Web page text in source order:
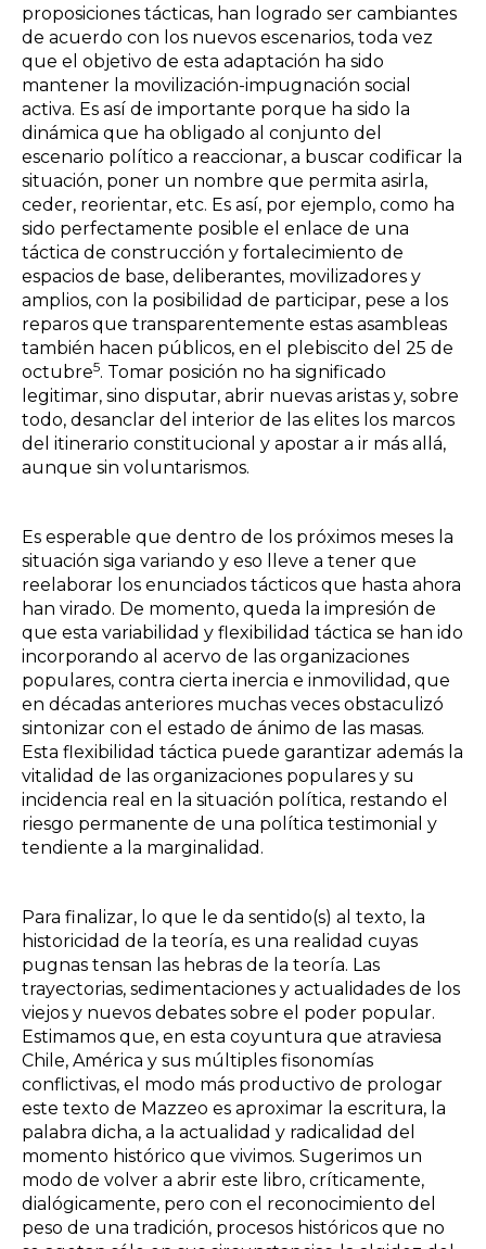
proposiciones tácticas, han logrado ser cambiantes
de acuerdo con los nuevos escenarios, toda vez
que el objetivo de esta adaptación ha sido
mantener la movilización-impugnación social
activa. Es así de importante porque ha sido la
dinámica que ha obligado al conjunto del
escenario político a reaccionar, a buscar codificar la
situación, poner un nombre que permita asirla,
ceder, reorientar, etc. Es así, por ejemplo, como ha
sido perfectamente posible el enlace de una
táctica de construcción y fortalecimiento de
espacios de base, deliberantes, movilizadores y
amplios, con la posibilidad de participar, pese a los
reparos que transparentemente estas asambleas
también hacen públicos, en el plebiscito del 25 de
octubre5. Tomar posición no ha significado
legitimar, sino disputar, abrir nuevas aristas y, sobre
todo, desanclar del interior de las elites los marcos
del itinerario constitucional y apostar a ir más allá,
aunque sin voluntarismos.
Es esperable que dentro de los próximos meses la
situación siga variando y eso lleve a tener que
reelaborar los enunciados tácticos que hasta ahora
han virado. De momento, queda la impresión de
que esta variabilidad y flexibilidad táctica se han ido
incorporando al acervo de las organizaciones
populares, contra cierta inercia e inmovilidad, que
en décadas anteriores muchas veces obstaculizó
sintonizar con el estado de ánimo de las masas.
Esta flexibilidad táctica puede garantizar además la
vitalidad de las organizaciones populares y su
incidencia real en la situación política, restando el
riesgo permanente de una política testimonial y
tendiente a la marginalidad.
Para finalizar, lo que le da sentido(s) al texto, la
historicidad de la teoría, es una realidad cuyas
pugnas tensan las hebras de la teoría. Las
trayectorias, sedimentaciones y actualidades de los
viejos y nuevos debates sobre el poder popular.
Estimamos que, en esta coyuntura que atraviesa
Chile, América y sus múltiples fisonomías
conflictivas, el modo más productivo de prologar
este texto de Mazzeo es aproximar la escritura, la
palabra dicha, a la actualidad y radicalidad del
momento histórico que vivimos. Sugerimos un
modo de volver a abrir este libro, críticamente,
dialógicamente, pero con el reconocimiento del
peso de una tradición, procesos históricos que no